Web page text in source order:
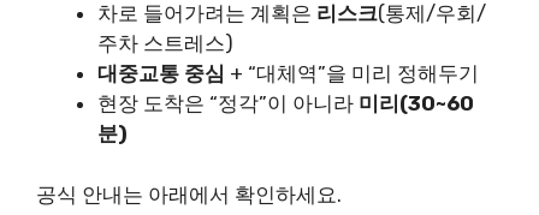
차로 들어가려는 계획은 리스크(통제/우회/
주차 스트레스)
대중교통 중심 + “대체역”을 미리 정해두기
현장 도착은 “정각”이 아니라 미리(30~60
분)
공식 안내는 아래에서 확인하세요.